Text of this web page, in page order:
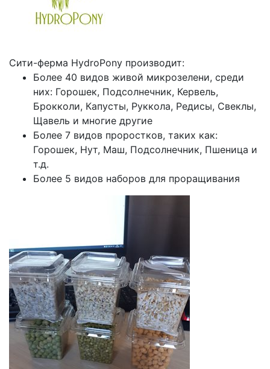
Сити-ферма HydroPony производит:
Более 40 видов живой микрозелени, среди
них: Горошек, Подсолнечник, Кервель,
Брокколи, Капусты, Руккола, Редисы, Свеклы,
Щавель и многие другие
Более 7 видов проростков, таких как:
Горошек, Нут, Маш, Подсолнечник, Пшеница и
т.д.
Более 5 видов наборов для проращивания